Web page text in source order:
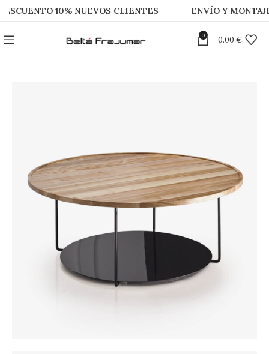
10% NUEVOS CLIENTES ENVÍO Y MONTAJE
0 0.00 €